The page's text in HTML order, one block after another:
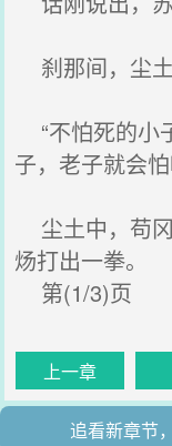
刹那间，尘土
“不怕死的小
子，老子就会
尘土中，苟
炀打出一拳。
第(1/3)页
上一章
追看新章节